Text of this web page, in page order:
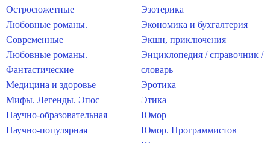
Остросюжетные
Любовные романы.
Современные
Любовные романы.
Фантастические
Медицина и здоровье
Мифы. Легенды. Эпос
Научно-образовательная
Научно-популярная
Эзотерика
Экономика и бухгалтерия
Экшн, приключения
Энциклопедия / справочник /
словарь
Эротика
Этика
Юмор
Юмор. Программистов